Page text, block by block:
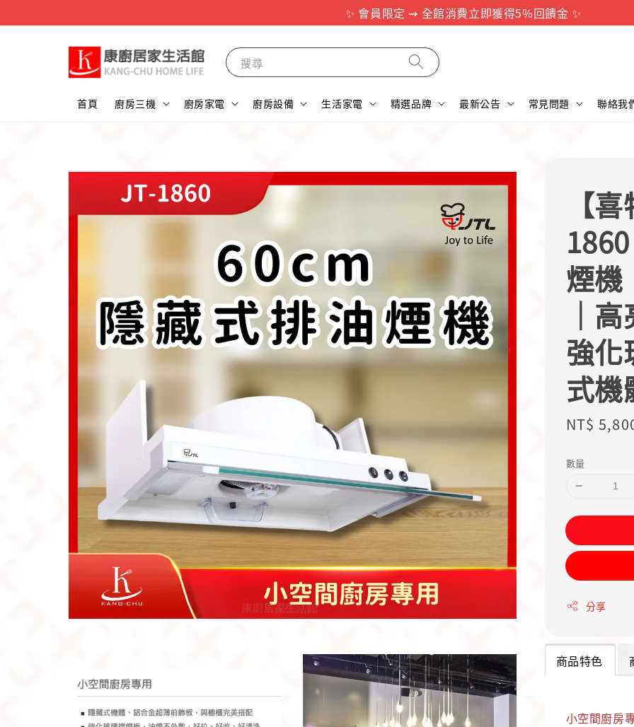
✨ 會員限定 ⇝ 全館消費立即獲得5%回饋金 ✨
搜尋
首頁 廚房三機 廚房家電 廚房設備 生活家電 精選品牌 最新公告 常見問題 聯絡我
【
煙機
｜
強化
式機
Sale
NT$
數量
分享
商品特色
小空間廚房